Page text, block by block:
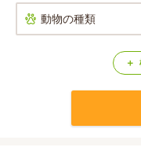
口コミ検索
Calooペットとは？